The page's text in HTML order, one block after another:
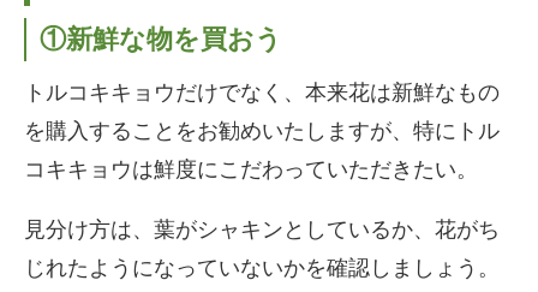
①新鮮な物を買おう
トルコキキョウだけでなく、本来花は新鮮なもの
を購入することをお勧めいたしますが、特にトル
コキキョウは鮮度にこだわっていただきたい。
見分け方は、葉がシャキンとしているか、花がち
じれたようになっていないかを確認しましょう。